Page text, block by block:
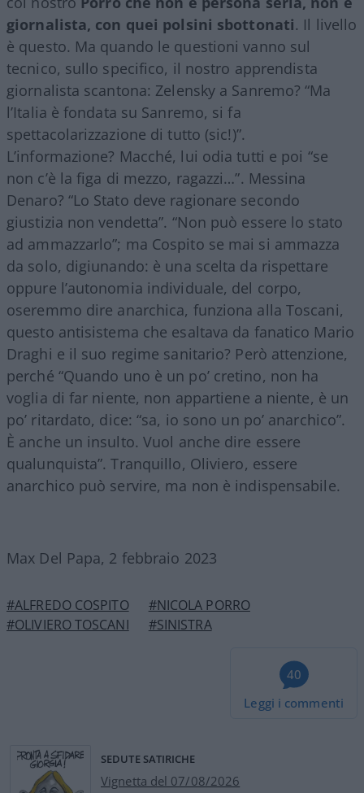
giornalista, con quei polsini sbottonati. Il livello
è questo. Ma quando le questioni vanno sul
tecnico, sullo specifico, il nostro apprendista
giornalista scantona: Zelensky a Sanremo? “Ma
l’Italia è fondata su Sanremo, si fa
spettacolarizzazione di tutto (sic!)”.
L’informazione? Macché, lui odia tutti e poi “se
non c’è la figa di mezzo, ragazzi…”. Messina
Denaro? “Lo Stato deve ragionare secondo
giustizia non vendetta”. “Non può essere lo stato
ad ammazzarlo”; ma Cospito se mai si ammazza
da solo, digiunando: è una scelta da rispettare
oppure l’autonomia individuale, del corpo,
oseremmo dire anarchica, funziona alla Toscani,
questo antisistema che esaltava da fanatico Mario
Draghi e il suo regime sanitario? Però attenzione,
perché “Quando uno è un po’ cretino, non ha
voglia di far niente, non appartiene a niente, è un
po’ ritardato, dice: “sa, io sono un po’ anarchico”.
È anche un insulto. Vuol anche dire essere
qualunquista”. Tranquillo, Oliviero, essere
anarchico può servire, ma non è indispensabile.
Max Del Papa, 2 febbraio 2023
#ALFREDO COSPITO
#NICOLA PORRO
#OLIVIERO TOSCANI
#SINISTRA
40
Leggi i commenti
SEDUTE SATIRICHE
Vignetta del 07/08/2026